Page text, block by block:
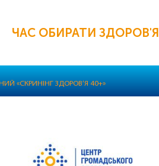
ЧАС ОБИРАТИ ЗДОРОВ'Я
«СКРИНІНГ ЗДОРОВ’Я 40+»